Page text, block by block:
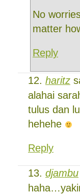
No
matter
Reply
haritz
alahai
tulus dan
hehehe
Reply
djambu